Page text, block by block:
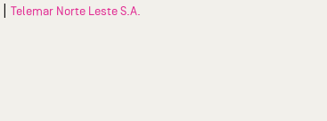
|Telemar Norte Leste S.A.